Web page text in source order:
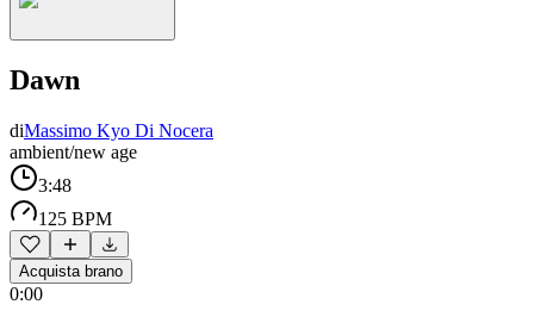
Dawn
diMassimo Kyo Di Nocera
ambient/new age
3:48
125 BPM
Acquista brano
0:00